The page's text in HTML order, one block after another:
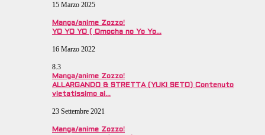
15 Marzo 2025
Manga/anime Zozzo!
YO YO YO ( Omocha no Yo Yo…
16 Marzo 2022
8.3
Manga/anime Zozzo!
ALLARGANDO & STRETTA (YUKI SETO) Contenuto
vietatissimo ai…
23 Settembre 2021
Manga/anime Zozzo!